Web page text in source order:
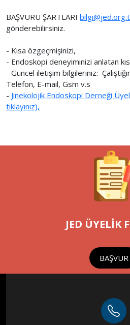
BAŞVURU ŞARTLARI
gönderebilirsiniz.
- Kısa özgeçmişinizi,
- Endoskopi deneyiminizi anlatan
- Güncel iletişim bilgileriniz:
Telefon, E-mail, Gsm v.s
- Jinekolojik Endoskopi Derneği
tıklayınız),
JED ÜYELİK
BAŞVUR